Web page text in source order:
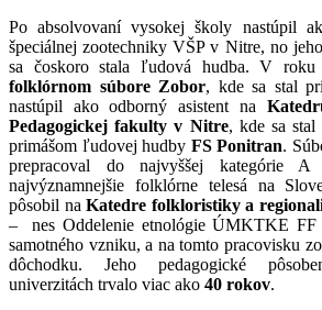
Po absolvovaní vysokej školy nastúpil
špeciálnej zootechniky VŠP v Nitre, no
sa čoskoro stala ľudová hudba. V roku
folklórnom súbore Zobor, kde sa stal
nastúpil ako odborný asistent na
Pedagogickej fakulty v Nitre, kde sa stal
primášom ľudovej hudby FS Ponitran.
prepracoval do najvyššej kategórie
najvýznamnejšie folklórne telesá na
pôsobil naKatedre folkloristiky a
– nes Oddelenie etnológie ÚMKTKE
samotného vzniku, a na tomto pracovisku
dôchodku. Jeho pedagogické
univerzitách trvalo viac ako 40 rokov.